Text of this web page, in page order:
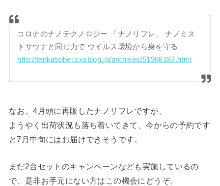
コロナのナノテクノロジー 「ナノリフレ」 ナノミス
トサウナと同じ力で ウイルス環境から身を守る
http://tenkataihei.xxxblog.jp/archives/51988187.html
なお、4月頭に再販したナノリフレですが、
ようやく出荷状況も落ち着いてきて、今からの予約です
と7月中旬にはお届けできそうです。
まだ2台セットのキャンペーンなども実施しているの
で、是非お手元にない方はこの機会にどうぞ。